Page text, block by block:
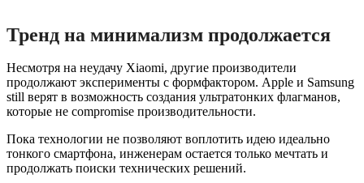
Тренд на минимализм продолжается
Несмотря на неудачу Xiaomi, другие производители
продолжают эксперименты с формфактором. Apple и Samsung
still верят в возможность создания ультратонких флагманов,
которые не compromise производительности.
Пока технологии не позволяют воплотить идею идеально
тонкого смартфона, инженерам остается только мечтать и
продолжать поиски технических решений.